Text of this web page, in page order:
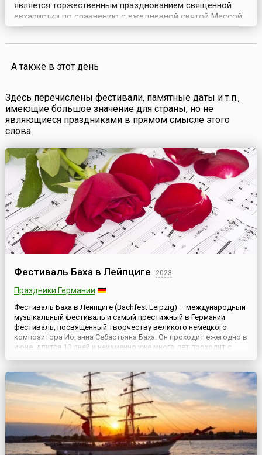
является торжественным празднованием священной
евхаристии по сравнению с ежедневной святой Мессой.
Католическая церковь рассматривает евхаристию
время последней вечери. Жертва, принесенная Иисусом
под видо...
А также в этот день
Здесь перечислены фестивали, памятные даты и т.п.,
имеющие большое значение для страны, но не
являющиеся праздниками в прямом смысле этого
слова.
Фестиваль Баха в Лейпциге 2023
Праздники Германии
Фестиваль Баха в Лейпциге (Bachfest Leipzig) – международный
музыкальный фестиваль и самый престижный в Германии
фестиваль, посвященный творчеству великого немецкого
композитора Иоганна Себастьяна Баха. Он проходит ежегодно в
июне, длится 10 дней и неизменно уже много лет проходит с
Сюда...